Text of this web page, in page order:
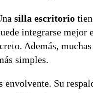
silla escritorio
integrarse mejor
Además, muchas
simples.
envolvente. Su